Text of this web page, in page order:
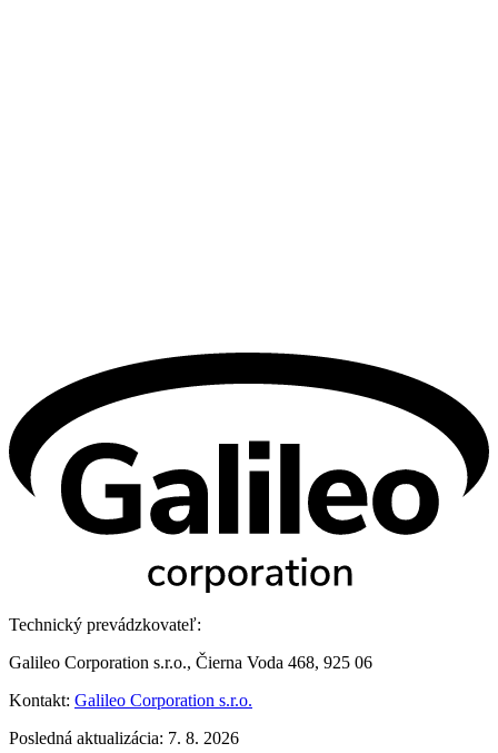
Technický prevádzkovateľ:
Galileo Corporation s.r.o., Čierna Voda 468, 925 06
Kontakt: Galileo Corporation s.r.o.
Posledná aktualizácia: 7. 8. 2026